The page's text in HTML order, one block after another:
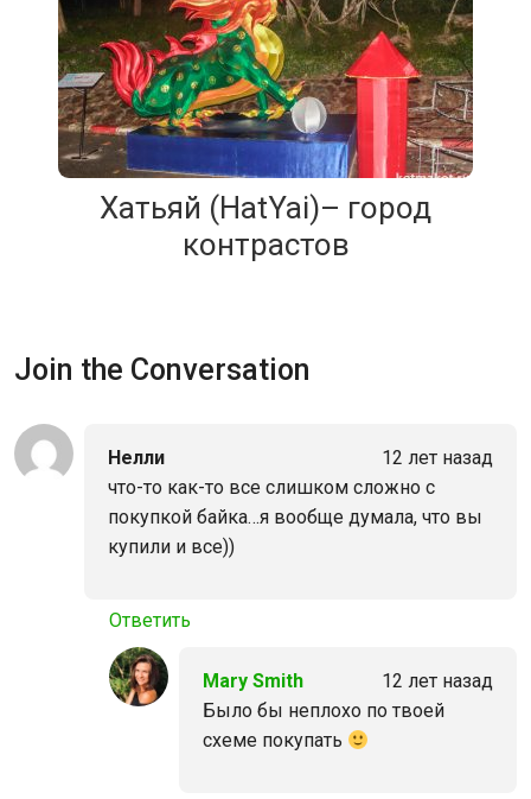
Хатьяй (HatYai)– город
контрастов
Join the Conversation
Нелли
12 лет назад
что-то как-то все слишком сложно с
покупкой байка…я вообще думала, что вы
купили и все))
Ответить
Mary Smith
12 лет назад
Было бы неплохо по твоей
схеме покупать